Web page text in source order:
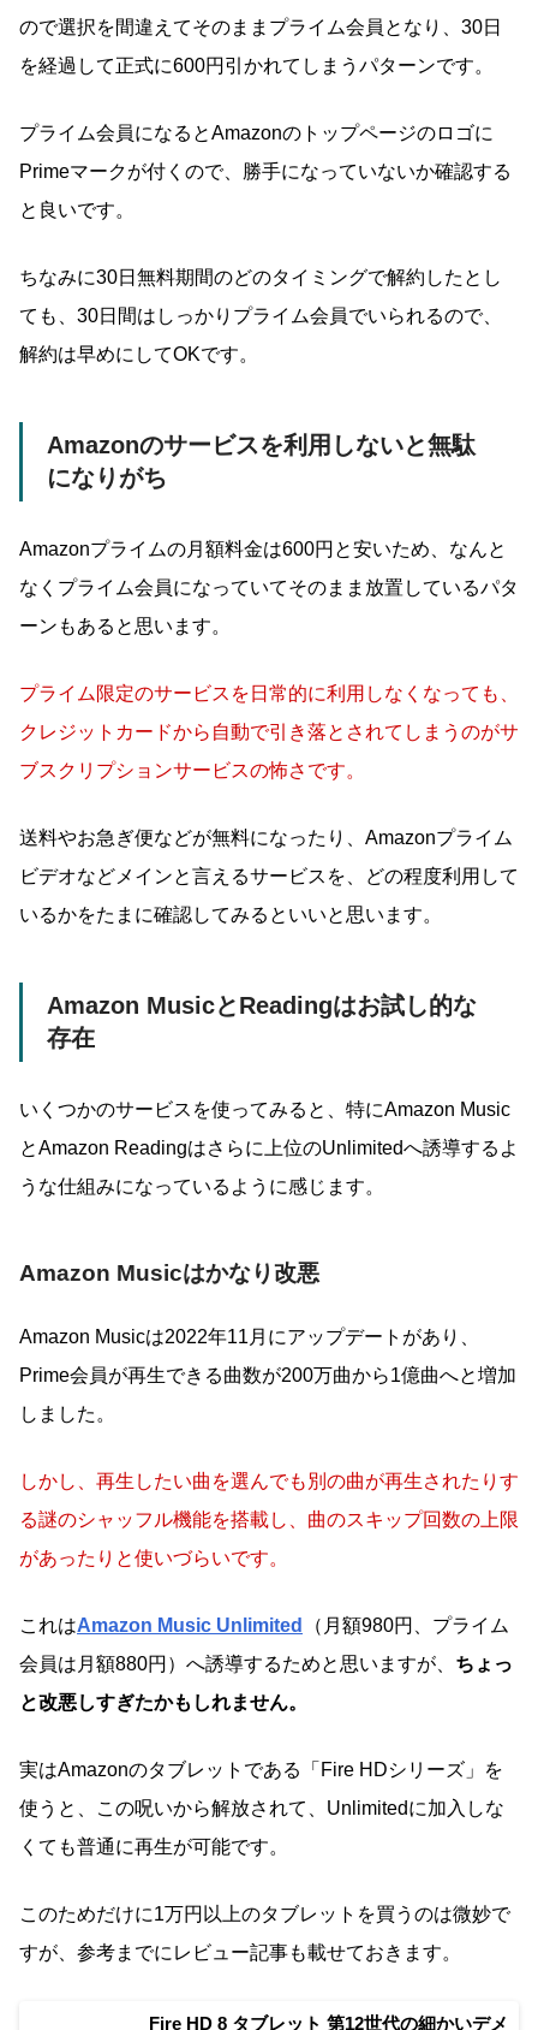
ので選択を間違えてそのままプライム会員となり、30日
を経過して正式に600円引かれてしまうパターンです。
プライム会員になるとAmazonのトップページのロゴに
Primeマークが付くので、勝手になっていないか確認する
と良いです。
ちなみに30日無料期間のどのタイミングで解約したとし
ても、30日間はしっかりプライム会員でいられるので、
解約は早めにしてOKです。
Amazonのサービスを利用しないと無駄
になりがち
Amazonプライムの月額料金は600円と安いため、なんと
なくプライム会員になっていてそのまま放置しているパタ
ーンもあると思います。
プライム限定のサービスを日常的に利用しなくなっても、
クレジットカードから自動で引き落とされてしまうのがサ
ブスクリプションサービスの怖さです。
送料やお急ぎ便などが無料になったり、Amazonプライム
ビデオなどメインと言えるサービスを、どの程度利用して
いるかをたまに確認してみるといいと思います。
Amazon MusicとReadingはお試し的な
存在
いくつかのサービスを使ってみると、特にAmazon Music
とAmazon Readingはさらに上位のUnlimitedへ誘導するよ
うな仕組みになっているように感じます。
Amazon Musicはかなり改悪
Amazon Musicは2022年11月にアップデートがあり、
Prime会員が再生できる曲数が200万曲から1億曲へと増加
しました。
しかし、再生したい曲を選んでも別の曲が再生されたりす
る謎のシャッフル機能を搭載し、曲のスキップ回数の上限
があったりと使いづらいです。
これはAmazon Music Unlimited
（月額980円、プライム
会員は月額880円）へ誘導するためと思いますが、 ちょっ
と改悪しすぎたかもしれません。
実はAmazonのタブレットである「Fire HDシリーズ」を
使うと、この呪いから解放されて、Unlimitedに加入しな
くても普通に再生が可能です。
このためだけに1万円以上のタブレットを買うのは微妙で
すが、参考までにレビュー記事も載せておきます。
Fire HD 8 タブレット 第12世代の細かいデメ